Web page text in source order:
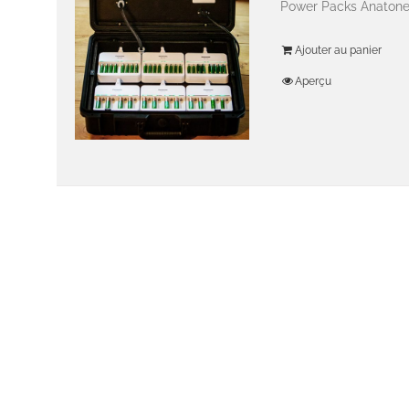
Power Packs
Ajouter au panier
Aperçu